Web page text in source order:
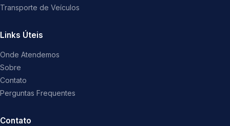
Transporte de Veículos
Links Úteis
Onde Atendemos
Sobre
Contato
Perguntas Frequentes
Contato